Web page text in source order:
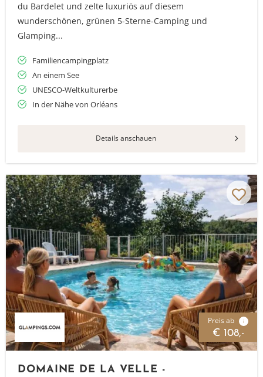
du Bardelet und zelte luxuriös auf diesem
wunderschönen, grünen 5-Sterne-Camping und
Glamping...
Familiencampingplatz
An einem See
UNESCO-Weltkulturerbe
In der Nähe von Orléans
Details anschauen
Preis ab i
€ 108,-
DOMAINE DE LA VELLE -